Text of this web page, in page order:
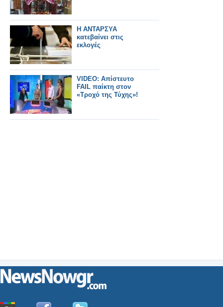
H ΑΝΤΑΡΣΥΑ
κατεβαίνει στις
εκλογές
VIDEO: Απίστευτο
FAIL παίκτη στον
«Τροχό της Τύχης»!